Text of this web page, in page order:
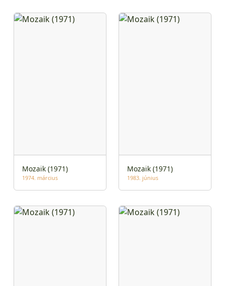
Mozaik (1971)
1974. március
Mozaik (1971)
1983. június